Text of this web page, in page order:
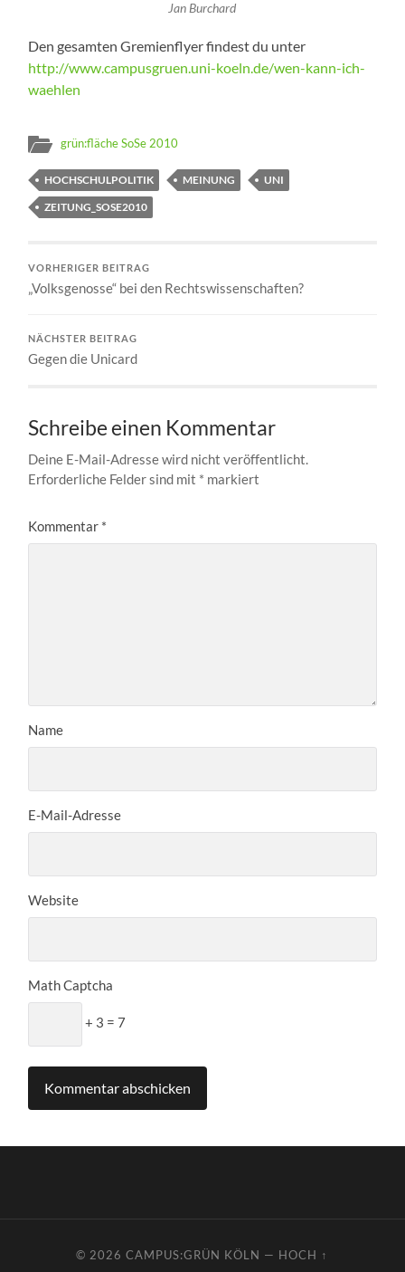
Jan Burchard
Den gesamten Gremienflyer findest du unter
http://www.campusgruen.uni-koeln.de/wen-kann-ich-
waehlen
grün:fläche SoSe 2010
HOCHSCHULPOLITIK MEINUNG
UNI
ZEITUNG_SOSE2010
VORHERIGER BEITRAG
„Volksgenosse“ bei den Rechtswissenschaften?
NÄCHSTER BEITRAG
Gegen die Unicard
Schreibe einen Kommentar
Deine E-Mail-Adresse wird nicht veröffentlicht.
Erforderliche Felder sind mit * markiert
Kommentar *
Name
E-Mail-Adresse
Website
Math Captcha
+ 3 = 7
© 2026CAMPUS:GRÜN KÖLN — HOCH ↑